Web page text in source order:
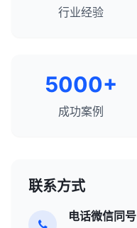
行业经验
5000+
成功案例
联系方式
电话微信同号